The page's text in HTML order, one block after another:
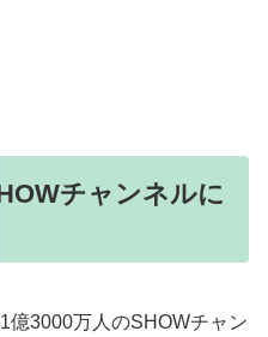
チャンネルに
億3000万人のSHOWチャン